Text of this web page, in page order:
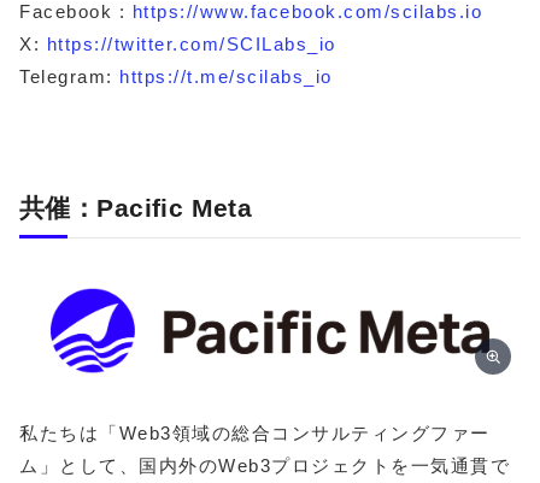
Facebook : https://www.facebook.com/scilabs.io
X: https://twitter.com/SCILabs_io
Telegram: https://t.me/scilabs_io
共催：Pacific Meta
私たちは「Web3領域の総合コンサルティングファー
ム」として、国内外のWeb3プロジェクトを一気通貫で